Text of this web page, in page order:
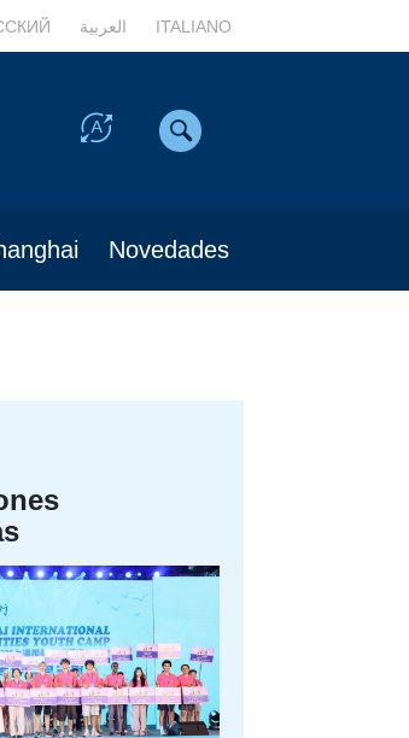
العربية ITALIANO
Novedades